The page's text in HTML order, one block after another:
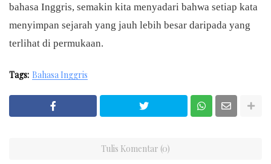
bahasa Inggris, semakin kita menyadari bahwa setiap kata
menyimpan sejarah yang jauh lebih besar daripada yang
terlihat di permukaan.
Tags: Bahasa Inggris
Tulis Komentar (0)